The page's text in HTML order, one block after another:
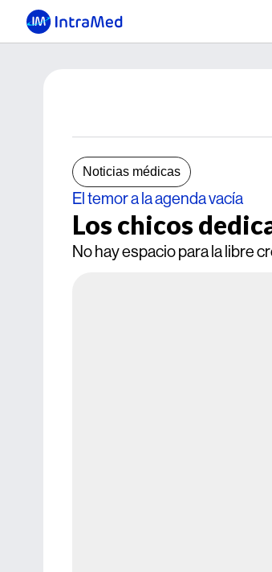
Noticias médicas
El temor a la agenda vacía
Los chicos
No hay espacio para la libre